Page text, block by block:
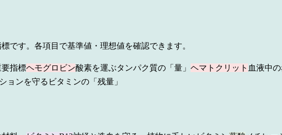
です。各項目で基準値・理想値を確認できます。
指標ヘモグロビン酸素を運ぶタンパク質の「量」 ヘマトクリット 血液中
ョンを守るビタミンの「残量」